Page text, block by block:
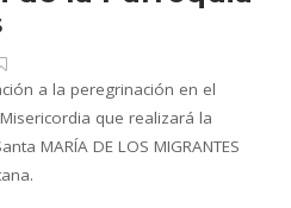
a la peregrinación en el
que realizará la
MARÍA DE LOS MIGRANTES